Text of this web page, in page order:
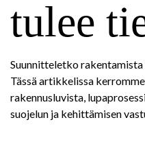
tulee
Suunnitteletko
Tässä artikkelissa
rakennusluvista,
suojelun ja kehittämisen